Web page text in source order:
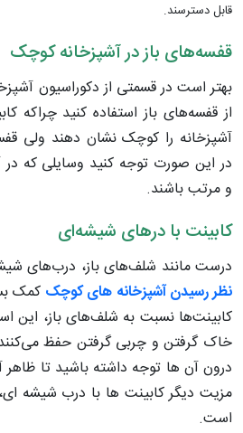
قابل دسترسند.
قفسه‌های باز در آشپزخانه کوچک
بهتر است در قسمتی از دکوراسیون
از قفسه‌های باز استفاده کنید
آشپزخانه را کوچک نشان دهند ولی
در این صورت توجه کنید وسایلی که
و مرتب باشند.
کابینت با درهای شیشه‌ای
درست مانند شلف‌های باز، درب‌های
نظر رسیدن آشپزخانه های کوچک کمک
کابینت‌ها نسبت به شلف‌های باز، این
خاک گرفتن و چربی گرفتن حفظ
درون آن ها توجه داشته باشید تا ظاهر
مزیت دیگر کابینت ها با درب شیشه
است.